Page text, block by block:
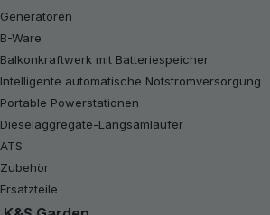
Generatoren
B-Ware
Balkonkraftwerk mit Batteriespeicher
Intelligente automatische Notstromversorgung
Portable Powerstationen
Dieselaggregate-Langsamläufer
ATS
Zubehör
Ersatzteile